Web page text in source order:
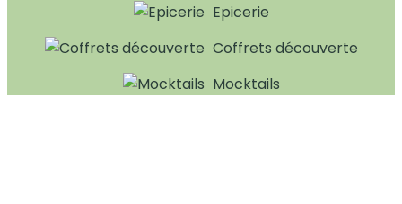
Epicerie
Coffrets découverte
Mocktails